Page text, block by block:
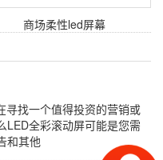
商场柔性led屏幕
寻找一个值得投资的营销或
LED全彩滚动屏可能是您需
和其他